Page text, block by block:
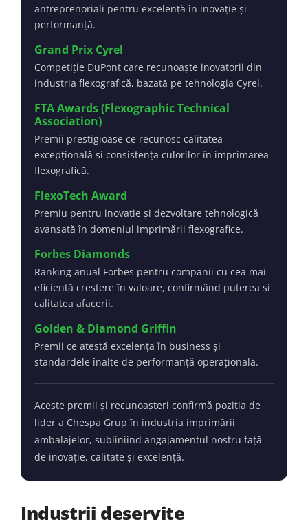
antreprenoriali pentru excelență în inovație și
performanță.
Grand Prix Cyrel
Competiție DuPont care recunoaște inovatorii din
industria flexografică, bazată pe tehnologia Cyrel.
FTA Awards (Flexographic Technical
Association)
Premii prestigioase ce recunosc calitatea
excepțională și consistența culorilor în imprimarea
flexografică.
FlexoTech Award
Premiu pentru inovație și dezvoltare tehnologică
avansată în domeniul imprimării flexografice.
Forbes Diamonds
Ranking anual Forbes pentru companii cu cea mai
eficientă creștere în valoare, confirmând puterea și
calitatea afacerii.
Golden & Diamond Griffin
Premii ce atestă excelența în business și
standardele înalte de performanță operațională.
Aceste premii și recunoașteri confirmă poziția de
lider a Chespa Grup în industria imprimării
ambalajelor, subliniind angajamentul nostru față
de inovație, calitate și excelență.
Industrii deservite